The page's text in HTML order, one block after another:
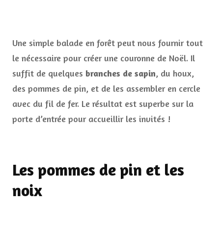
Une simple balade en forêt peut nous fournir tout
le nécessaire pour créer une couronne de Noël. Il
suffit de quelques branches de sapin, du houx,
des pommes de pin, et de les assembler en cercle
avec du fil de fer. Le résultat est superbe sur la
porte d’entrée pour accueillir les invités !
Les pommes de pin et les
noix